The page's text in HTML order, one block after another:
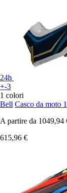
24h
+-3
1 colori
Bell Casco da moto
A partire da 1049,94
615,96 €